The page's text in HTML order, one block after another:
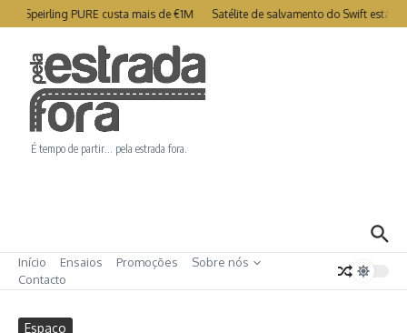
Ir para o conteúdo
Speirling PURE custa mais de €1M Satélite de salvamento do Swift está
É tempo de partir… pela estrada fora.
Início Ensaios Promoções
Sobre nós
Contacto
Espaço